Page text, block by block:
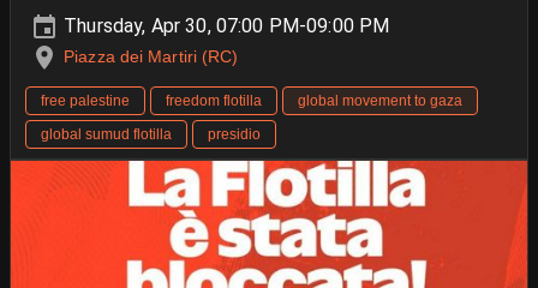
Thursday, Apr 30, 07:00 PM-09:00 PM
Piazza dei Martiri (RC)
free palestine freedom flotilla
global movement to gaza
global sumud flotilla
presidio